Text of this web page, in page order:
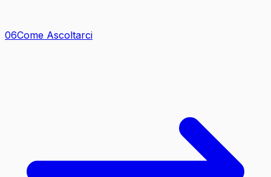
06Come Ascoltarci